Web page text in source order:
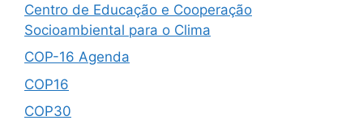
Centro de Educação e Cooperação
Socioambiental para o Clima
COP-16 Agenda
COP16
COP30